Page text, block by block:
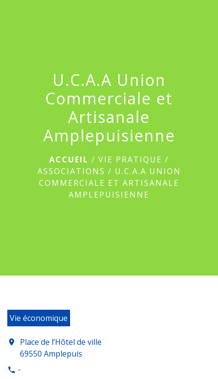
U.C.A.A Union
Commerciale et
Artisanale
Amplepuisienne
ACCUEIL / VIE PRATIQUE /
ASSOCIATIONS / U.C.A.A UNION
COMMERCIALE ET ARTISANALE
AMPLEPUISIENNE
Vie économique
location_on
Place de l’Hôtel de ville
69550 Amplepuis
phone -